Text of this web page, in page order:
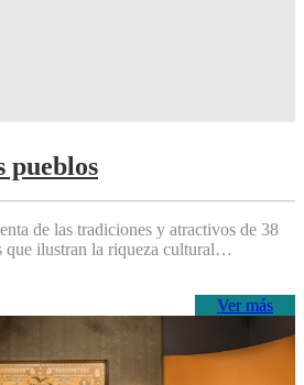
pueblos
de las tradiciones y atractivos de 38
que ilustran la riqueza cultural…
Ver más